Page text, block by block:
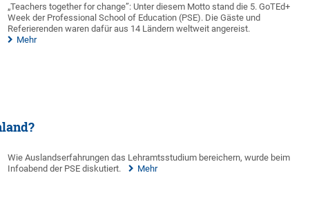
„Teachers together for change”: Unter diesem Motto stand die 5. GoTEd+
Week der Professional School of Education (PSE). Die Gäste und
Referierenden waren dafür aus 14 Ländern weltweit angereist.
Mehr
Wie Auslandserfahrungen das Lehramtsstudium bereichern, wurde beim
Infoabend der PSE diskutiert.
Mehr